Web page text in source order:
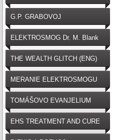
G.P. GRABOVOJ
ELEKTROSMOG Dr. M. Blank
THE WEALTH GLITCH (ENG)
MERANIE ELEKTROSMOGU
TOMÁŠOVO EVANJELIUM
EHS TREATMENT AND CURE